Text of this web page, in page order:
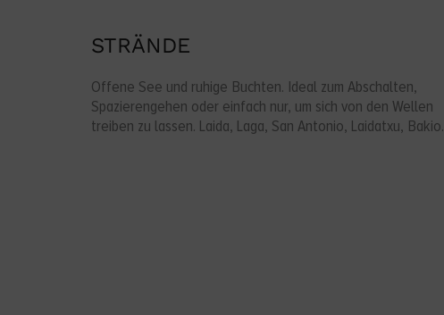
STRÄNDE
Offene See und ruhige Buchten. Ideal zum Abschalten,
Spazierengehen oder einfach nur, um sich von den Wellen
treiben zu lassen. Laida, Laga, San Antonio, Laidatxu, Bakio.